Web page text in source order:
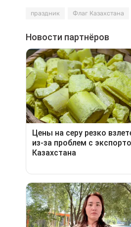
праздник Флаг Казахстана